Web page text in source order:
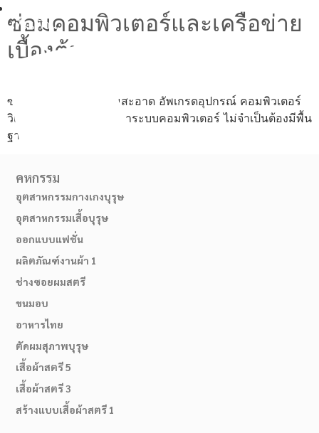
เพิ่มเพื่อน
02-514-1840
ซ่อมคอมพิวเตอร์และเครือข่าย
เบื้องต้น
ซ่อม ประกอบ ทำความสะอาด อัพเกรดอุปกรณ์ คอมพิวเตอร์
วิเคราะห์และแก้ไขปัญหาระบบคอมพิวเตอร์ ไม่จำเป็นต้องมีพื้น
ฐาน
คหกรรม
อุตสาหกรรมกางเกงบุรุษ
อุตสาหกรรมเสื้อบุรุษ
ออกแบบแฟชั่น
ผลิตภัณฑ์งานผ้า 1
ช่างซอยผมสตรี
ขนมอบ
อาหารไทย
ตัดผมสุภาพบุรุษ
เสื้อผ้าสตรี 5
เสื้อผ้าสตรี 3
สร้างแบบเสื้อผ้าสตรี 1